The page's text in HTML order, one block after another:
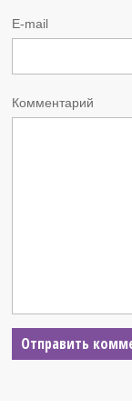
E-mail
Комментарий